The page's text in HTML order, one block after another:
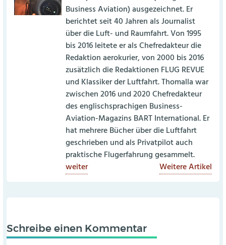
Business Aviation) ausgezeichnet. Er
berichtet seit 40 Jahren als Journalist
über die Luft- und Raumfahrt. Von 1995
bis 2016 leitete er als Chefredakteur die
Redaktion aerokurier, von 2000 bis 2016
zusätzlich die Redaktionen FLUG REVUE
und Klassiker der Luftfahrt. Thomalla war
zwischen 2016 und 2020 Chefredakteur
des englischsprachigen Business-
Aviation-Magazins BART International. Er
hat mehrere Bücher über die Luftfahrt
geschrieben und als Privatpilot auch
praktische Flugerfahrung gesammelt.
weiter
Weitere Artikel
Schreibe einen Kommentar